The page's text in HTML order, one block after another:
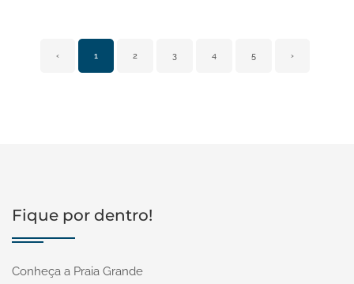
‹ 1 2 3 4 5 ›
Fique por dentro!
Conheça a Praia Grande